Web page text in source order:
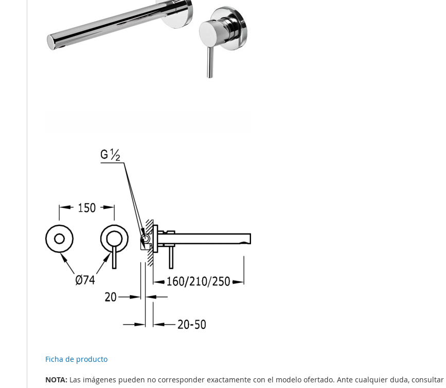
Ficha de producto
NOTA: Las imágenes pueden no corresponder exactamente con el modelo ofertado. Ante cualquier duda,